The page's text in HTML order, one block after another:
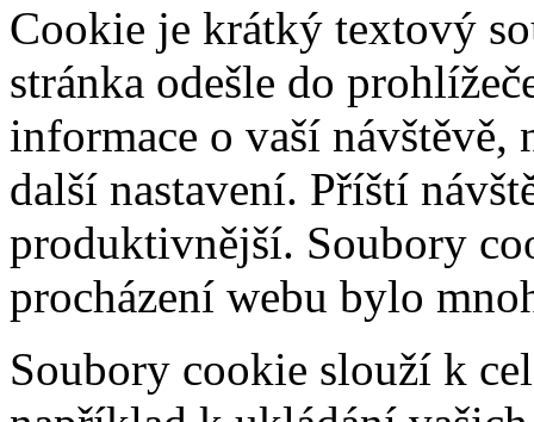
Cookie je krátký textový
stránka odešle do
informace o vaší
další nastavení. Příští
produktivnější. Soubory
procházení webu bylo
Soubory cookie slouží k